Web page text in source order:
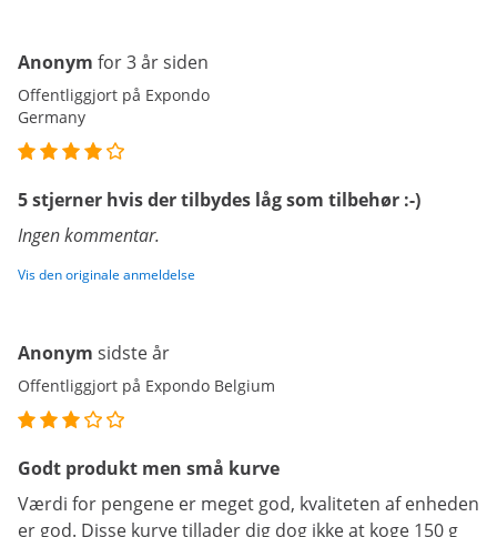
Anonym for 3 år siden
Offentliggjort på Expondo
Germany
5 stjerner hvis der tilbydes låg som tilbehør :-)
Ingen kommentar.
Vis den originale anmeldelse
Anonym sidste år
Offentliggjort på Expondo Belgium
Godt produkt men små kurve
Værdi for pengene er meget god, kvaliteten af enheden
er god. Disse kurve tillader dig dog ikke at koge 150 g